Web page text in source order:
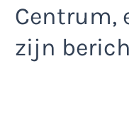
Centrum,
zijn